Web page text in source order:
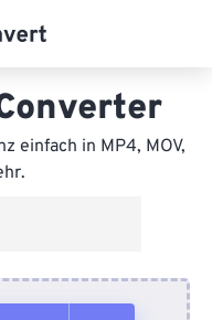
einfach in MP4, MOV,